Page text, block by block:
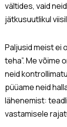
vältides, vaid
jätkusuutlikul
Paljusid meist ei
teha”. Me võime
neid
püüame neid
lähenemist:
vastamisele